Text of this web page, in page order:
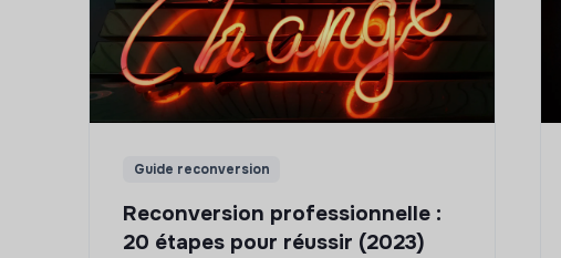
Guide reconversion
Reconversion professionnelle :
20 étapes pour réussir (2023)